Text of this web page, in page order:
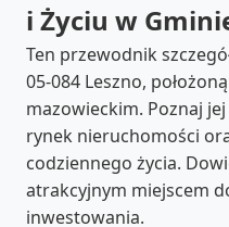
i Życiu w
Ten przewodnik
05-084 Leszno,
mazowieckim. Poznaj
rynek nieruchomości
codziennego życia.
atrakcyjnym miejscem
inwestowania.